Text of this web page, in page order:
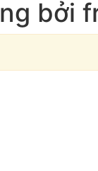
bởi